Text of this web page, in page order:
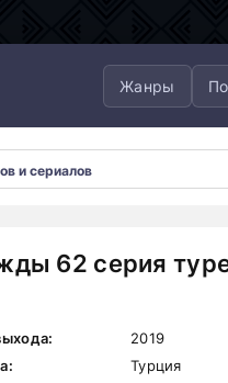
Жанры
62 серия
2019
Турция